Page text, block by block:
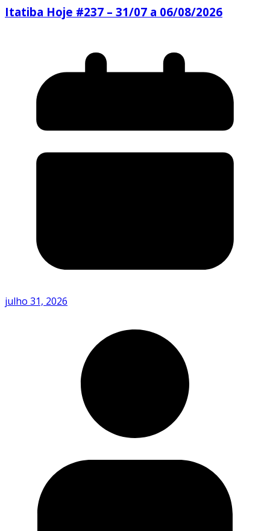
Itatiba Hoje #237 – 31/07 a 06/08/2026
julho 31, 2026